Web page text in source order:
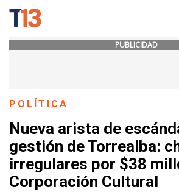
PUBLICIDAD
POLÍTICA
Nueva arista de
gestión de Torrealba:
irregulares por $38
Corporación Cultural